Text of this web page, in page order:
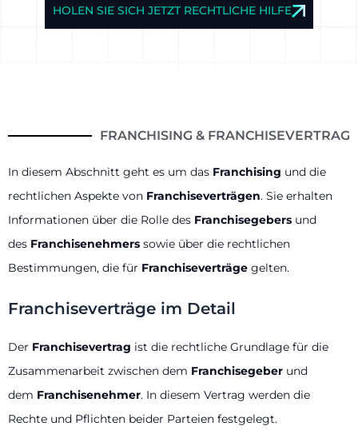
HOLEN SIE SICH JETZT RECHTLICHE HILFE
FRANCHISING & FRANCHISEVERTRAG
In diesem Abschnitt geht es um das Franchising und die
rechtlichen Aspekte von Franchiseverträgen. Sie erhalten
Informationen über die Rolle des Franchisegebers und
des Franchisenehmers sowie über die rechtlichen
Bestimmungen, die für Franchiseverträge gelten.
Franchiseverträge im Detail
Der Franchisevertrag ist die rechtliche Grundlage für die
Zusammenarbeit zwischen dem Franchisegeber und
dem Franchisenehmer. In diesem Vertrag werden die
Rechte und Pflichten beider Parteien festgelegt.